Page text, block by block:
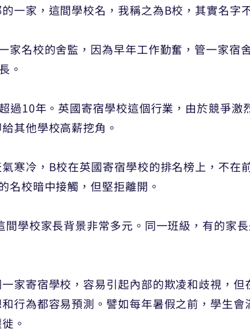
一家，這間學校名，我稱之為B校，其實名字
家名校的舍監，因為早年工作勤奮，管一家
。
過10年。英國寄宿學校這個行業，由於競爭
其他學校高薪挖角。
寒冷，B校在英國寄宿學校的排名榜上，不
名校暗中接觸，但堅拒離開。
學校家長背景非常多元。同一班級，有的家
家寄宿學校，容易引起內部的欺凌和歧視，
行為都容易預測。譬如每年暑假之前，學生
。